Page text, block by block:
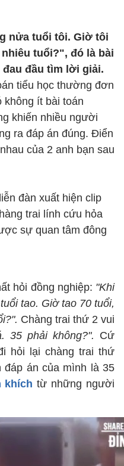
nửa tuổi tôi. Giờ tôi
tuổi?", đó là bài
đầu tìm lời giải.
tiểu học thường đơn
không ít bài toán
khiến nhiều người
ra đáp án đúng. Điển
nhau của 2 anh bạn sau
đàn xuất hiện clip
trai lính cứu hỏa
sự quan tâm đông
hỏi đồng nghiệp: "Khi
tao. Giờ tao 70 tuổi,
Chàng trai thứ 2 vui
35 phải không?". Cứ
hỏi lại chàng trai thứ
đáp án của mình là 35
khích từ những người